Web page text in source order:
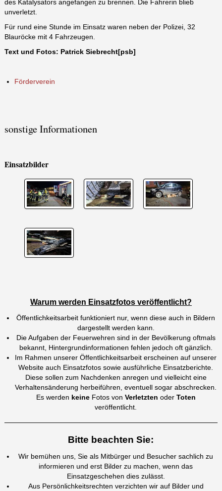
des Katalysators angefangen zu brennen. Die Fahrerin blieb
unverletzt.
Für rund eine Stunde im Einsatz waren neben der Polizei, 32
Blauröcke mit 4 Fahrzeugen.
Text und Fotos: Patrick Siebrecht[psb]
Förderverein
sonstige Informationen
Einsatzbilder
Warum werden Einsatzfotos veröffentlicht?
Öffentlichkeitsarbeit funktioniert nur, wenn diese auch in Bildern
dargestellt werden kann.
Die Aufgaben der Feuerwehren sind in der Bevölkerung oftmals
bekannt, Hintergrundinformationen fehlen jedoch oft gänzlich.
Im Rahmen unserer Öffentlichkeitsarbeit erscheinen auf unserer
Website auch Einsatzfotos sowie ausführliche Einsatzberichte.
Diese sollen zum Nachdenken anregen und vielleicht eine
Verhaltensänderung herbeiführen, eventuell sogar abschrecken.
Es werden keineFotos von Verletzten oder Toten
veröffentlicht.
Bitte beachten Sie:
Wir bemühen uns, Sie als Mitbürger und Besucher sachlich zu
informieren und erst Bilder zu machen, wenn das
Einsatzgeschehen dies zulässt.
Aus Persönlichkeitsrechten verzichten wir auf Bilder und